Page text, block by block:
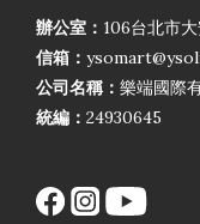
辦公室： 106台北市
信箱：
公司名稱： 樂端國際
統編： 24930645